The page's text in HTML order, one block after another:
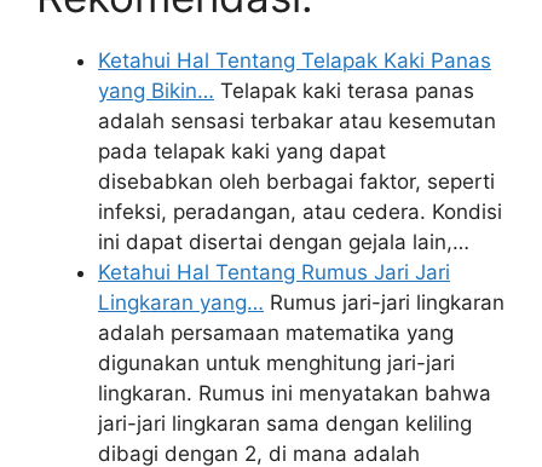
Ketahui Hal Tentang Telapak Kaki Panas
yang Bikin… Telapak kaki terasa panas
adalah sensasi terbakar atau kesemutan
pada telapak kaki yang dapat
disebabkan oleh berbagai faktor, seperti
infeksi, peradangan, atau cedera. Kondisi
ini dapat disertai dengan gejala lain,…
Ketahui Hal Tentang Rumus Jari Jari
Lingkaran yang… Rumus jari-jari lingkaran
adalah persamaan matematika yang
digunakan untuk menghitung jari-jari
lingkaran. Rumus ini menyatakan bahwa
jari-jari lingkaran sama dengan keliling
dibagi dengan 2, di mana adalah